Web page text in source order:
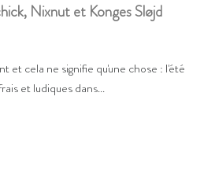
Nixnut et Konges Sløjd
et cela ne signifie qu'une chose : l'été
et ludiques dans...